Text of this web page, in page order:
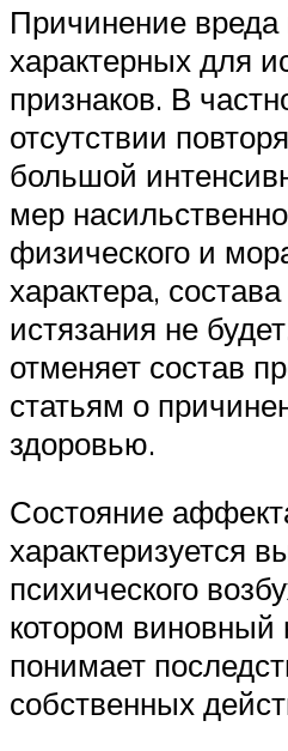
Причинение
характерных для
признаков. В
отсутствии
большой
мер
физического и
характера,
истязания не
отменяет состав
статьям о
здоровью.
Состояние
характеризуется
психического
котором виновный
понимает
собственных